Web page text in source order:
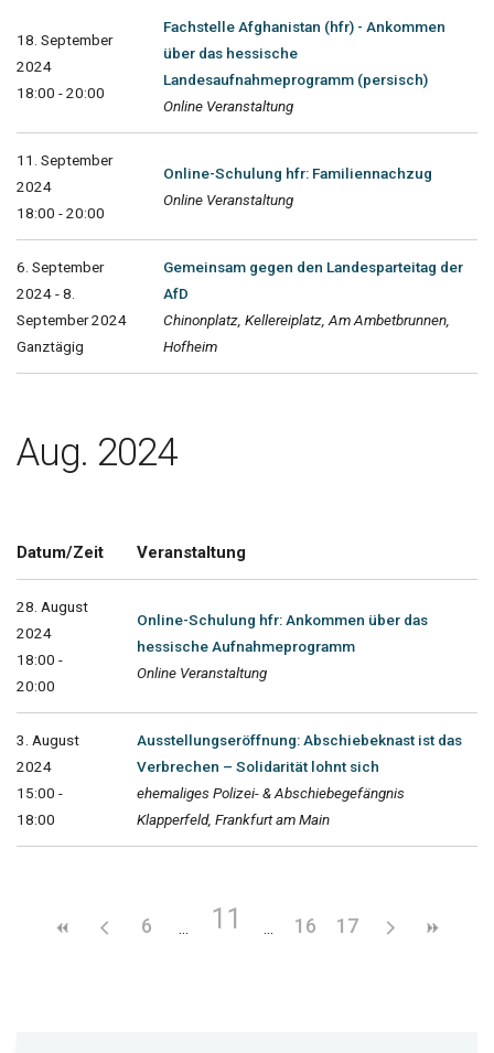
18. September
2024
18:00 - 20:00
Fachstelle Afghanistan (hfr) - Ankommen
über das hessische
Landesaufnahmeprogramm (persisch)
Online Veranstaltung
11. September
2024
18:00 - 20:00
Online-Schulung hfr: Familiennachzug
Online Veranstaltung
6. September
2024 - 8.
September 2024
Ganztägig
Gemeinsam gegen den Landesparteitag der
AfD
Chinonplatz, Kellereiplatz, Am Ambetbrunnen,
Hofheim
Aug. 2024
Datum/Zeit Veranstaltung
28. August
2024
18:00 -
20:00
Online-Schulung hfr: Ankommen über das
hessische Aufnahmeprogramm
Online Veranstaltung
3. August
2024
15:00 -
18:00
Ausstellungseröffnung: Abschiebeknast ist das
Verbrechen – Solidarität lohnt sich
ehemaliges Polizei- & Abschiebegefängnis
Klapperfeld, Frankfurt am Main
6 11 16 17